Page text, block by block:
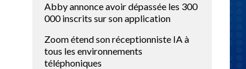
Abby annonce avoir dépassée les 300
000 inscrits sur son application
Zoom étend son réceptionniste IA à
tous les environnements
téléphoniques